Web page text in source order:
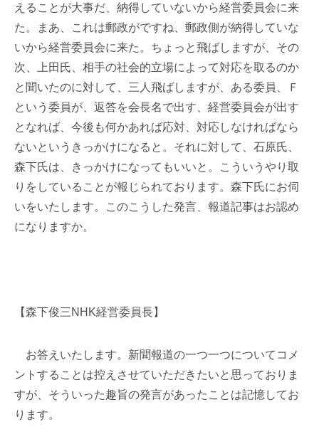
えることが大事だ、納得していないから経営委員会に来
た。まあ、これは郵政がですね、郵政側が納得していな
いから経営委員会に来た。ちょっと飛ばしますが、その
次、上田氏、相手の社会的立場によって対応を取るのか
と聞いたのに対して、三人飛ばしますが、ある委員、Ｆ
という委員が、返答を会長名で出す、経営委員会が出す
となれば、今後も何かあれば応対、対応しなければなら
ないというきっかけになると。それに対して、石原氏、
森下氏は、きっかけになってもいいと。こういうやり取
りをしていることが報じられております。森下氏にお伺
いをいたします。このこうした発言、報道記事はお認め
になりますか。
【森下俊三NHK経営委員長】
お答えいたします。新聞報道の一つ一つについてコメ
ントすることは控えさせていただきたいと思っておりま
すが、そういった趣旨の発言があったことは記憶してお
ります。